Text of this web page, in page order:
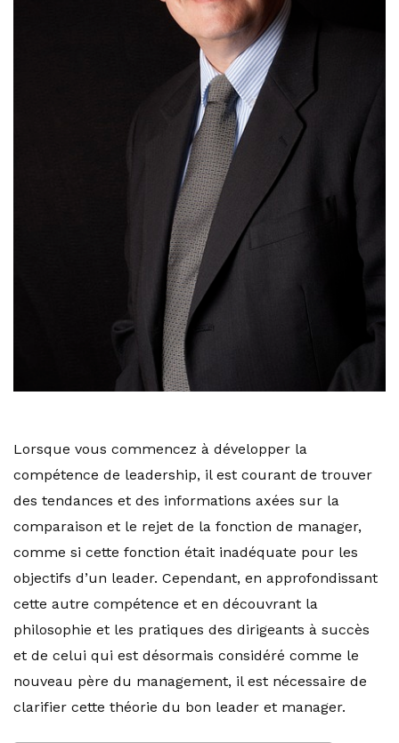
Lorsque vous commencez à développer la
compétence de leadership, il est courant de trouver
des tendances et des informations axées sur la
comparaison et le rejet de la fonction de manager,
comme si cette fonction était inadéquate pour les
objectifs d’un leader. Cependant, en approfondissant
cette autre compétence et en découvrant la
philosophie et les pratiques des dirigeants à succès
et de celui qui est désormais considéré comme le
nouveau père du management, il est nécessaire de
clarifier cette théorie du bon leader et manager.